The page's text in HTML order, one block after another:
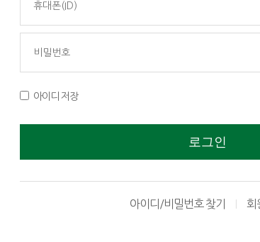
아이디 저장
로그인
아이디/비밀번호 찾기 회